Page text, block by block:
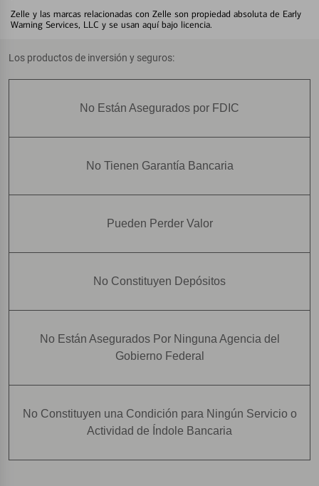
Zelle y las marcas relacionadas con Zelle son propiedad absoluta de Early
Warning Services, LLC y se usan aquí bajo licencia.
Los productos de inversión y seguros:
No Están Asegurados por FDIC
No Tienen Garantía Bancaria
Pueden Perder Valor
No Constituyen Depósitos
No Están Asegurados Por Ninguna Agencia del
Gobierno Federal
No Constituyen una Condición para Ningún Servicio o
Actividad de Índole Bancaria